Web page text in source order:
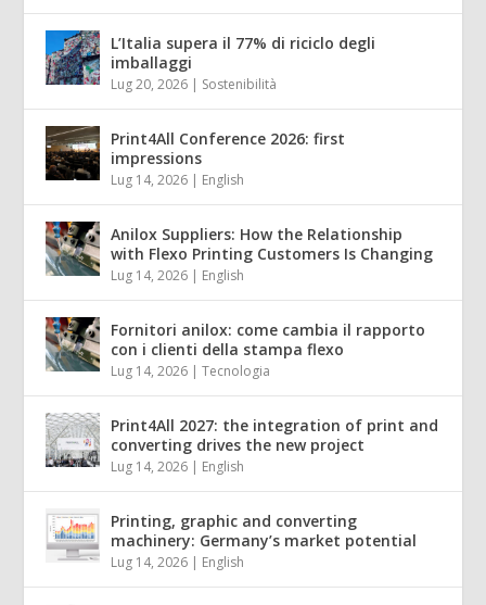
L’Italia supera il 77% di riciclo degli
imballaggi
Lug 20, 2026 | Sostenibilità
Print4All Conference 2026: first
impressions
Lug 14, 2026 | English
Anilox Suppliers: How the Relationship
with Flexo Printing Customers Is Changing
Lug 14, 2026 | English
Fornitori anilox: come cambia il rapporto
con i clienti della stampa flexo
Lug 14, 2026 |Tecnologia
Print4All 2027: the integration of print and
converting drives the new project
Lug 14, 2026 | English
Printing, graphic and converting
machinery: Germany’s market potential
Lug 14, 2026 | English